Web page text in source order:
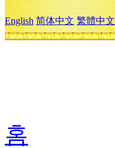
English 简体中文 繁體中文
홈